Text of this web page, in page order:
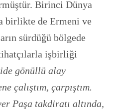
Birinci Dünya
birlikte de Ermeni ve
sürdüğü bölgede
işbirliği
gönüllü alay
çalıştım, çarpıştım.
Paşa takdiratı altında,